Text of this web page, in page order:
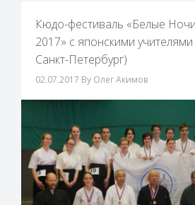
Кюдо-фестиваль «Белые
2017» с японскими
Санкт-Петербург)
02.07.2017 By Олег Акимов